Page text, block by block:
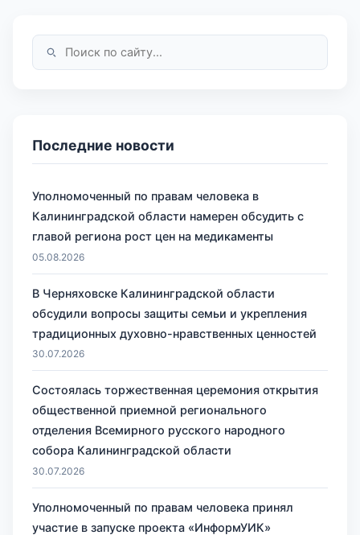
Последние новости
Уполномоченный по правам человека в
Калининградской области намерен обсудить с
главой региона рост цен на медикаменты
05.08.2026
В Черняховске Калининградской области
обсудили вопросы защиты семьи и укрепления
традиционных духовно-нравственных ценностей
30.07.2026
Состоялась торжественная церемония открытия
общественной приемной регионального
отделения Всемирного русского народного
собора Калининградской области
30.07.2026
Уполномоченный по правам человека принял
участие в запуске проекта «ИнформУИК»